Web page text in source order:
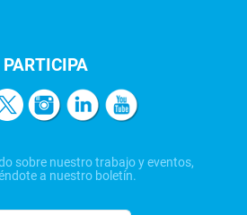
PARTICIPA
sobre nuestro trabajo y eventos,
a nuestro boletín.